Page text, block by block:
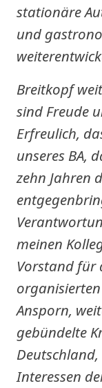
stationäre
und
Breitkopf
sind Freude
Erfreulich,
unseres BA,
zehn Jahren
meinen
Vorstand für
Ansporn,
gebündelte
Interessen